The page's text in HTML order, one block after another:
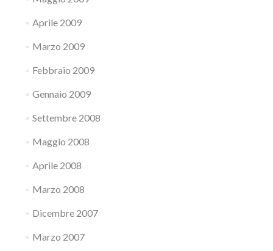
Aprile 2009
Marzo 2009
Febbraio 2009
Gennaio 2009
Settembre 2008
Maggio 2008
Aprile 2008
Marzo 2008
Dicembre 2007
Marzo 2007